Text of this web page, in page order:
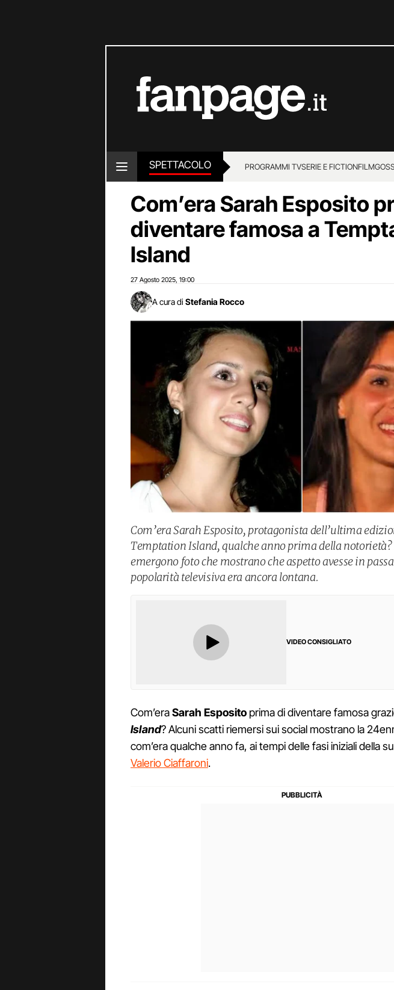
SPETTACOLO PROGRAMMI TVSERIE E FICTIONFILM
Com’era Sarah Esposito
diventare famosa a
Island
27 Agosto 2025 19:00
A cura di Stefania Rocco
Com’era Sarah Esposito, protagonista dell’ultima
Temptation Island, qualche anno prima della notorietà?
emergono foto che mostrano che aspetto avesse in
popolarità televisiva era ancora lontana.
VIDEO CONSIGLIATO
Com’eraSarah Esposito prima di diventare famosa
Island? Alcuni scatti riemersi sui social mostrano la
com’era qualche anno fa, ai tempi delle fasi iniziali della
Valerio Ciaffaroni.